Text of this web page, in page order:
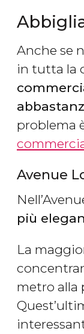
Anche se
in tutta la
problema
Avenue
più
La
metro alla